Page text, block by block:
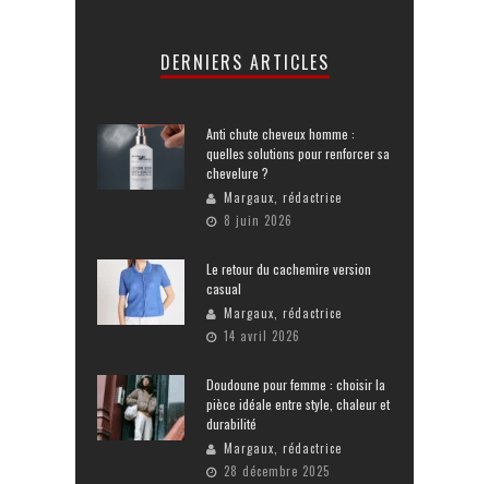
DERNIERS ARTICLES
Anti chute cheveux homme :
quelles solutions pour renforcer sa
chevelure ?
Margaux, rédactrice
8 juin 2026
Le retour du cachemire version
casual
Margaux, rédactrice
14 avril 2026
Doudoune pour femme : choisir la
pièce idéale entre style, chaleur et
durabilité
Margaux, rédactrice
28 décembre 2025